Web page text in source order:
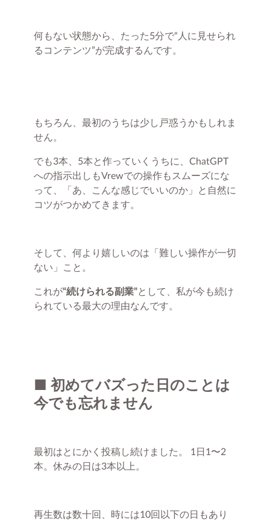
何もない状態から、たった5分で“人に見せられ
るコンテンツ”が完成するんです。
もちろん、最初のうちは少し戸惑うかもしれま
せん。
でも3本、5本と作っていくうちに、ChatGPT
への指示出しもVrewでの操作もスムーズにな
って、「あ、こんな感じでいいのか」と自然に
コツがつかめてきます。
そして、何より嬉しいのは「難しい操作が一切
ない」こと。
これが“続けられる副業”として、私が今も続け
られている最大の理由なんです。
■ 初めてバズった日のことは
今でも忘れません
最初はとにかく投稿し続けました。 1日1〜2
本。休みの日は3本以上。
再生数は数十回、時には10回以下の日もあり